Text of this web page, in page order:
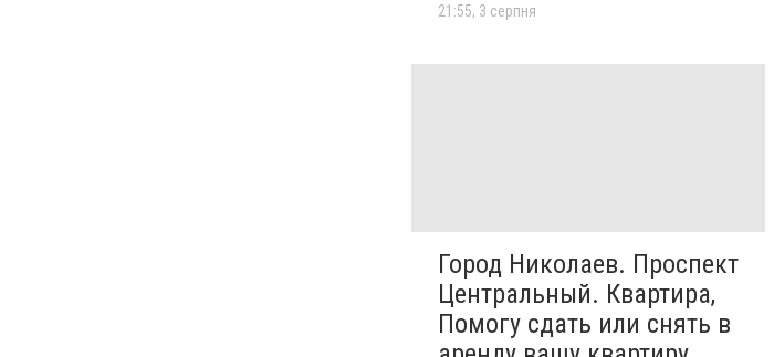
21:55, 3 серпня
Город Николаев. Проспект
Центральный. Квартира,
Помогу сдать или снять в